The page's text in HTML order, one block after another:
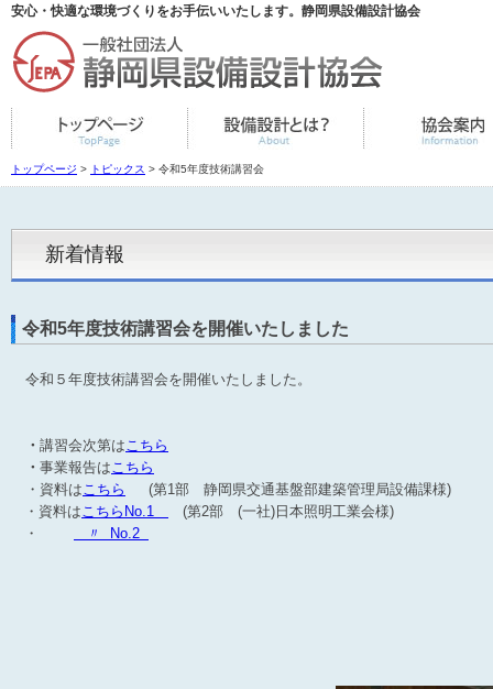
安心・快適な環境づくりをお手伝いいたします。静岡県設備設計協会
トップページ > トピックス > 令和5年度技術講習会
新着情報
令和5年度技術講習会を開催いたしました
令和５年度技術講習会を開催いたしました。
・ 講習会次第はこちら
・ 事業報告はこちら
・資料はこちら
(第1部 静岡県交通基盤部建築管理局設備課様)
・資料はこちらNo.1
(第2部 (一社)日本照明工業会様)
・
〃 No.2